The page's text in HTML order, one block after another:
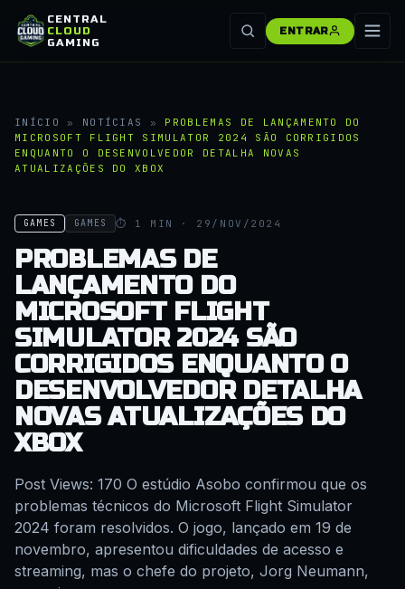
CENTRAL
CLOUD
GAMING
ENTRAR
INÍCIO » NOTÍCIAS » PROBLEMAS DE LANÇAMENTO DO
MICROSOFT FLIGHT SIMULATOR 2024 SÃO CORRIGIDOS
ENQUANTO O DESENVOLVEDOR DETALHA NOVAS
ATUALIZAÇÕES DO XBOX
GAMES GAMES ⏱ 1 MIN · 29/NOV/2024
PROBLEMAS DE
LANÇAMENTO DO
MICROSOFT FLIGHT
SIMULATOR 2024 SÃO
CORRIGIDOS ENQUANTO O
DESENVOLVEDOR DETALHA
NOVAS ATUALIZAÇÕES DO
XBOX
Post Views: 170 O estúdio Asobo confirmou que os
problemas técnicos do Microsoft Flight Simulator
2024 foram resolvidos. O jogo, lançado em 19 de
novembro, apresentou dificuldades de acesso e
streaming, mas o chefe do projeto, Jorg Neumann,